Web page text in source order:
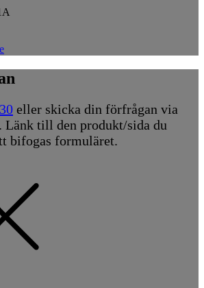
eller skicka din förfrågan via
Länk till den produkt/sida du
bifogas formuläret.